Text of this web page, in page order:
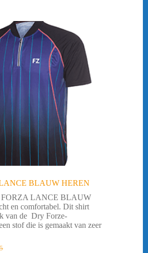
BLAUW HEREN
FORZA LANCE BLAUW
en comfortabel. Dit shirt
van de Dry Forze-
stof die is gemaakt van zeer